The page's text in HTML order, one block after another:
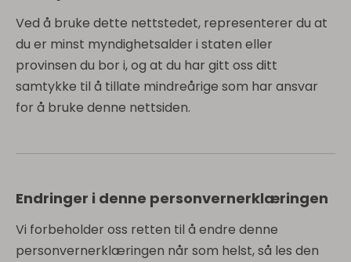
Ved å bruke dette nettstedet, representerer du at
du er minst myndighetsalder i staten eller
provinsen du bor i, og at du har gitt oss ditt
samtykke til å tillate mindreårige som har ansvar
for å bruke denne nettsiden.
Endringer i denne personvernerklæringen
Vi forbeholder oss retten til å endre denne
personvernerklæringen når som helst, så les den